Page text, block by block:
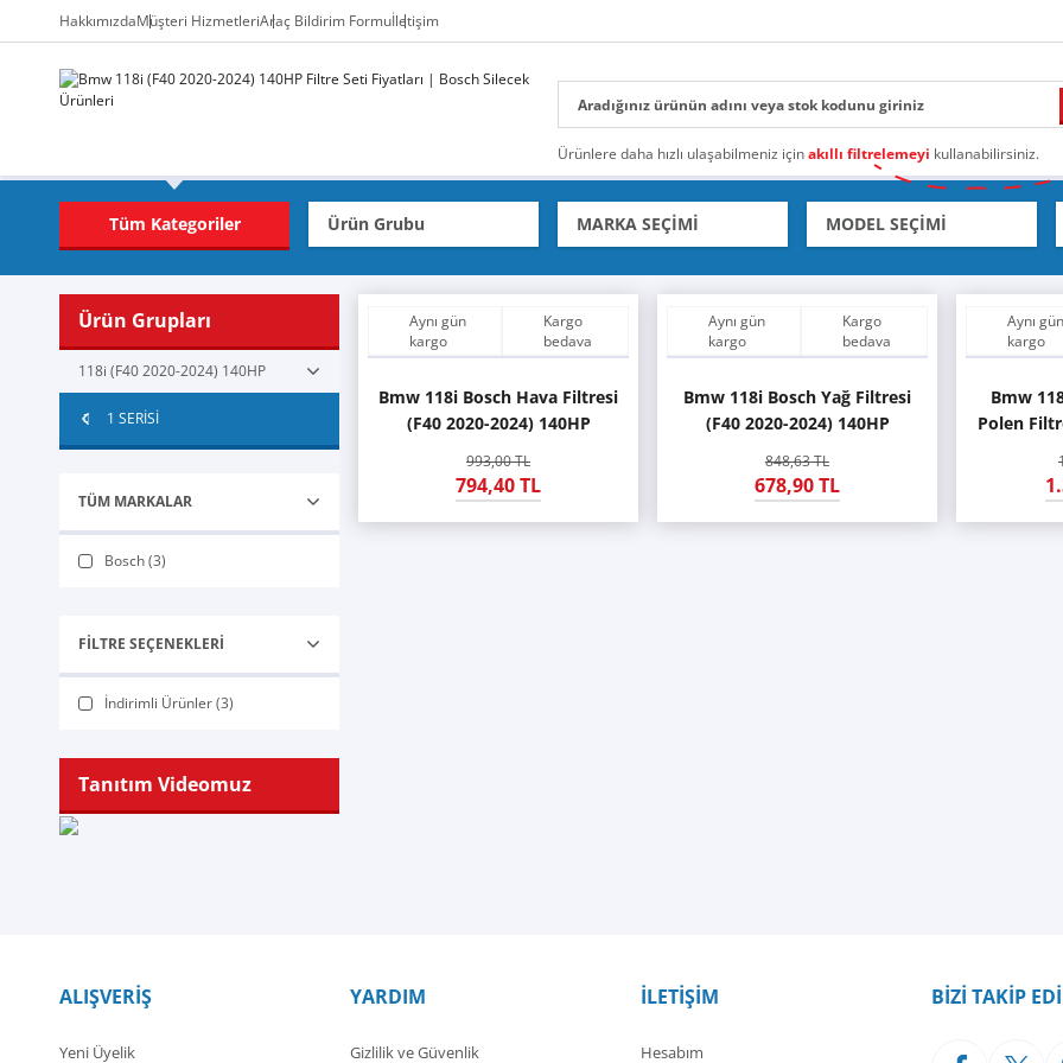
HakkımızdaMüşteri HizmetleriAraç Bildirim Formuİletişim
Ürünlere daha hızlı ulaşabilmeniz içinakıllı filtrelemeyi kullanabilirsiniz.
Tüm Kategoriler
Ürün Grupları
118i (F40 2020-2024) 140HP
1 SERİSİ
TÜM MARKALAR
Bosch (3)
FILTRE SEÇENEKLERI
İndirimli Ürünler (3)
Tanıtım Videomuz
Aynı gün
kargo
Kargo
bedava
Bmw 118i Bosch Hava Filtresi
(F40 2020-2024) 140HP
993,00 TL
794,40 TL
Aynı gün
kargo
Kargo
bedava
Bmw 118i Bosch Yağ Filtresi
(F40 2020-2024) 140HP
848,63 TL
678,90 TL
Aynı gün
kargo
Bmw
Polen
ALIŞVERİŞ
Yeni Üyelik
YARDIM
Gizlilik ve Güvenlik
İLETİŞİM
Hesabım
BİZİ TAKİP